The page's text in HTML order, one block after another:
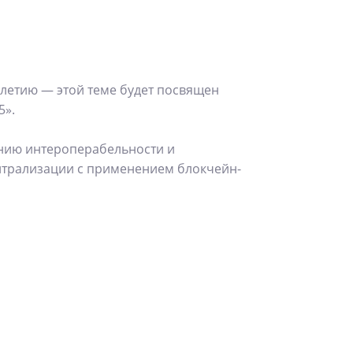
— этой теме будет посвящен
интероперабельности и
с применением блокчейн-